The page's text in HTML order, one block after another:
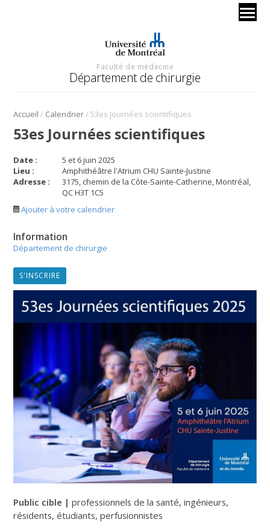
Faculté de médecine
Département de chirurgie
Accueil / Calendrier/53es Journées scientifiques
53es Journées scientifiques
Date :
5 et 6 juin 2025
Lieu :
Amphithéâtre l'Atrium CHU Sainte-Justine
Adresse :
3175, chemin de la Côte-Sainte-Catherine, Montréal,
QC H3T 1C5
Ajouter à votre calendrier
Information
Département de chirurgie
S'INSCRIRE
Public cible | professionnels de la santé, ingénieurs,
résidents, étudiants, perfusionnistes